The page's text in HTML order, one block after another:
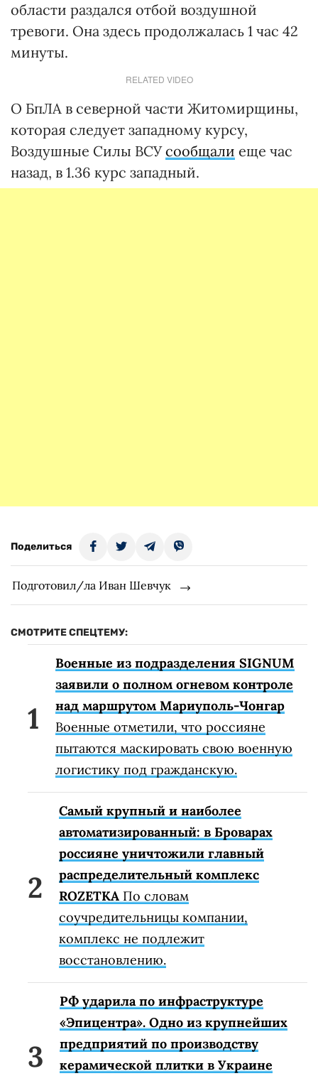
области раздался отбой воздушной
тревоги. Она здесь продолжалась 1 час 42
минуты.
RELATED VIDEO
О БпЛА в северной части Житомирщины,
которая следует западному курсу,
Воздушные Силы ВСУсообщали еще час
назад, в 1.36 курс западный.
Поделиться
Подготовил/ла Иван Шевчук
СМОТРИТЕ СПЕЦТЕМУ:
Военные из подразделения SIGNUM
заявили о полном огневом контроле
над маршрутом Мариуполь-Чонгар
Военные отметили, что россияне
пытаются маскировать свою военную
логистику под гражданскую.
Самый крупный и наиболее
автоматизированный: в Броварах
россияне уничтожили главный
распределительный комплекс
ROZETKA По словам
соучредительницы компании,
комплекс не подлежит
восстановлению.
РФ ударила по инфраструктуре
«Эпицентра». Одно из крупнейших
предприятий по производству
керамической плитки в Украине